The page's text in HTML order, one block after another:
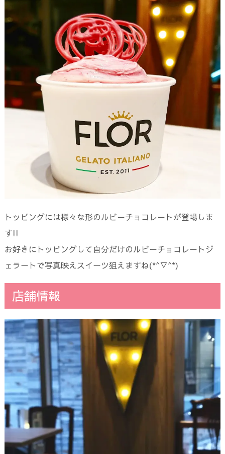
トッピングには様々な形のルビーチョコレートが登場しま
す!!
お好きにトッピングして自分だけのルビーチョコレートジ
ェラートで写真映えスイーツ狙えますね(*^▽^*)
店舗情報